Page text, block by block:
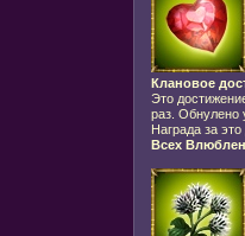
Клановое
Это
раз. Обнулено
Награда за
Всех